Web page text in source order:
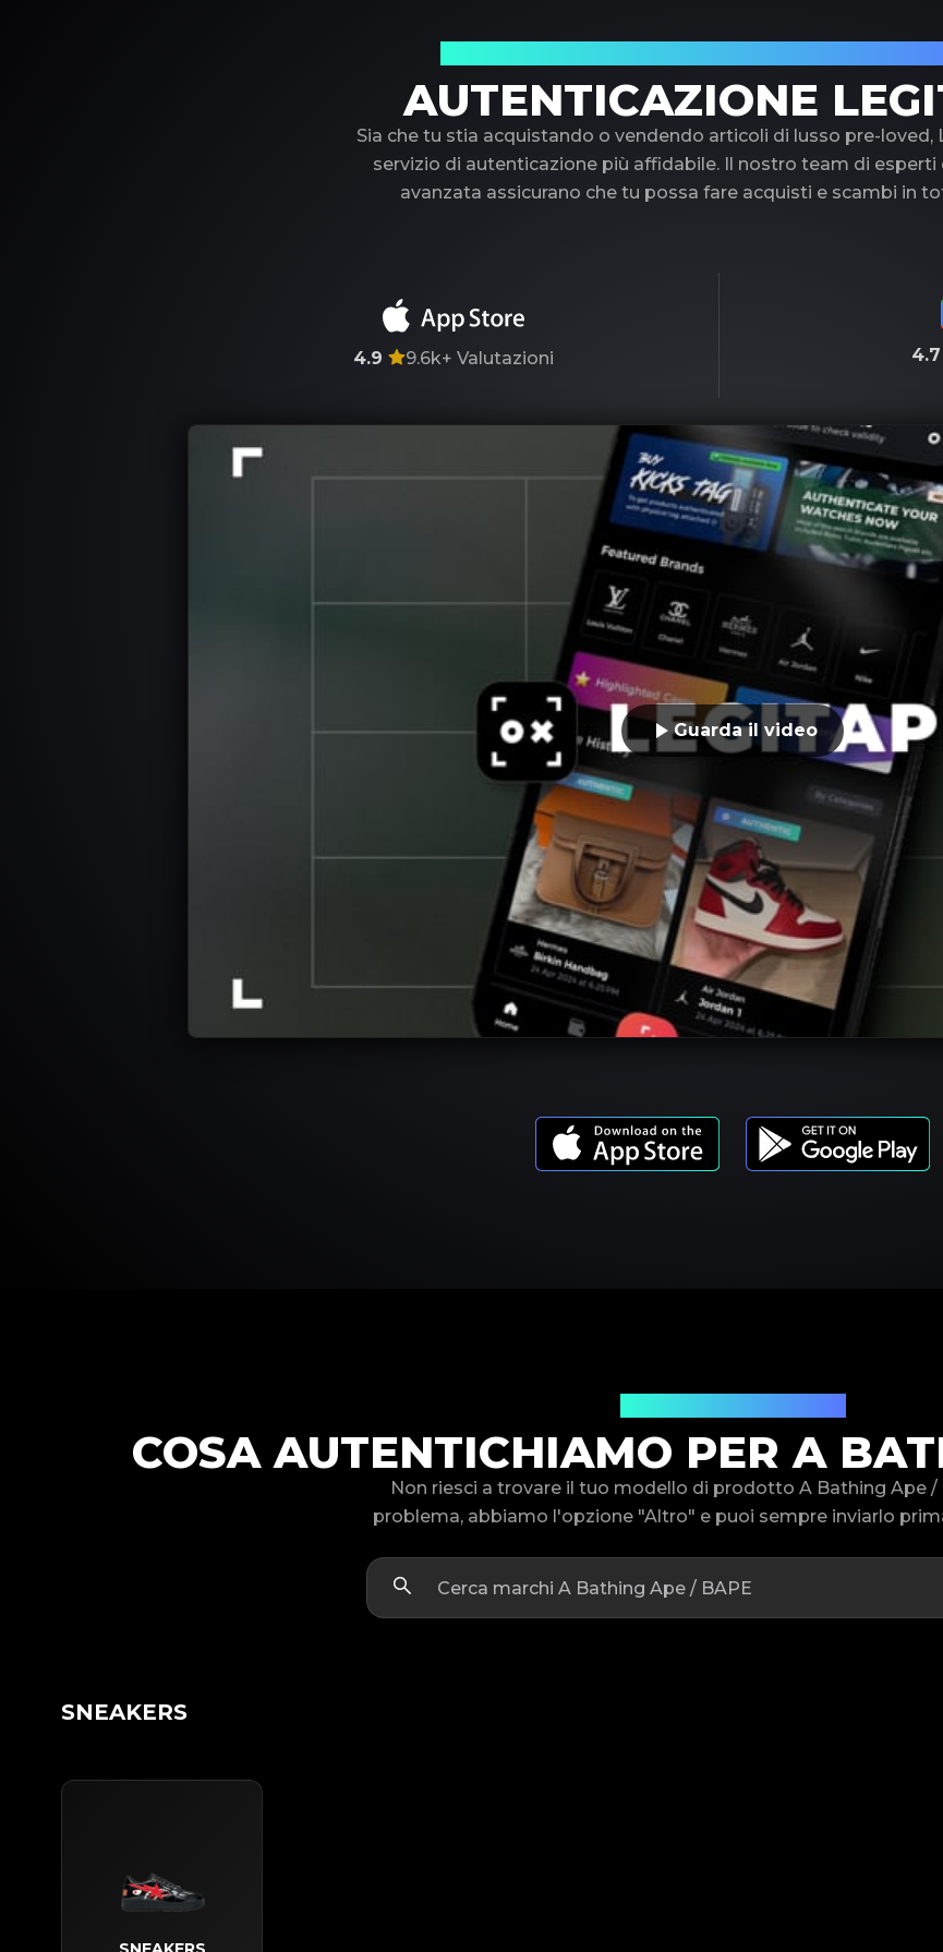
AUTENTICAZIONE
Sia che tu stia acquistando o vendendo articoli di lusso pre-loved,
servizio di autenticazione più affidabile. Il nostro team di esperti
avanzata assicurano che tu possa fare acquisti e scambi in
4.9 9.6k+ Valutazioni 4.7
Guarda il video
COSA AUTENTICHIAMO PER A
Non riesci a trovare il tuo modello di prodotto A Bathing Ape /
problema, abbiamo l'opzione "Altro" e puoi sempre inviarlo
SNEAKERS